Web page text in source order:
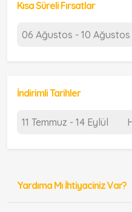
Kısa Süreli Fırsatlar
06 Ağustos - 10 Ağustos
İndirimli Tarihler
11 Temmuz - 14 Eylül
Yardıma Mı İhtiyaciniz Var?